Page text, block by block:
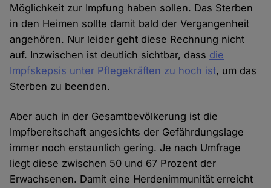
Möglichkeit zur Impfung haben sollen. Das Sterben
in den Heimen sollte damit bald der Vergangenheit
angehören. Nur leider geht diese Rechnung nicht
auf. Inzwischen ist deutlich sichtbar, dass die
Impfskepsis unter Pflegekräften zu hoch ist, um das
Sterben zu beenden.
Aber auch in der Gesamtbevölkerung ist die
Impfbereitschaft angesichts der Gefährdungslage
immer noch erstaunlich gering. Je nach Umfrage
liegt diese zwischen 50 und 67 Prozent der
Erwachsenen. Damit eine Herdenimmunität erreicht